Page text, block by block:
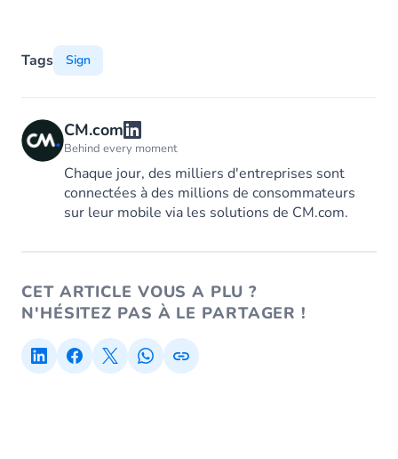
Tags Sign
CM.com
Behind every moment
Chaque jour, des milliers d'entreprises sont
connectées à des millions de consommateurs
sur leur mobile via les solutions de CM.com.
CET ARTICLE VOUS A PLU ?
N'HÉSITEZ PAS À LE PARTAGER !